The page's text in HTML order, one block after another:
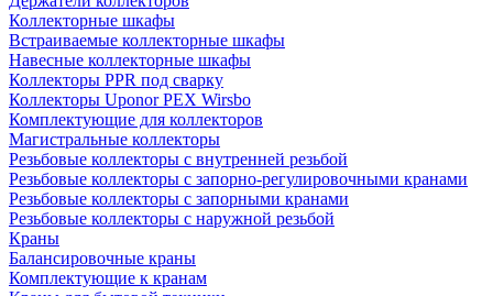
Коллекторные шкафы
Встраиваемые коллекторные шкафы
Навесные коллекторные шкафы
Коллекторы PPR под сварку
Коллекторы Uponor PEX Wirsbo
Комплектующие для коллекторов
Магистральные коллекторы
Резьбовые коллекторы с внутренней резьбой
Резьбовые коллекторы с запорно-регулировочными кранами
Резьбовые коллекторы с запорными кранами
Резьбовые коллекторы с наружной резьбой
Краны
Балансировочные краны
Комплектующие к кранам